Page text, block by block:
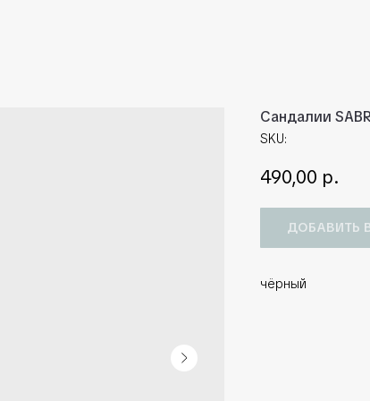
Сандалии
SKU:
490,00 р.
ДОБАВИТЬ
чёрный